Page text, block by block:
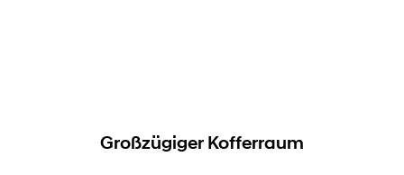
Großzügiger Kofferraum